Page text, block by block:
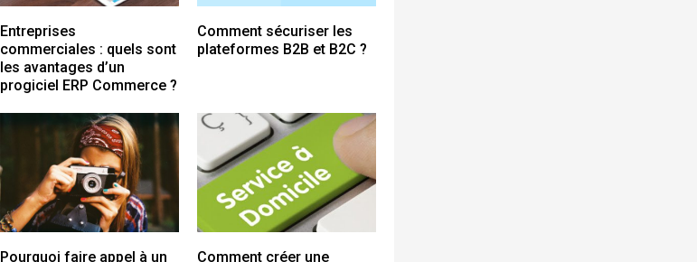
Entreprises
commerciales : quels sont
les avantages d’un
progiciel ERP Commerce ?
Comment sécuriser les
plateformes B2B et B2C ?
Pourquoi faire appel à un
Comment créer une